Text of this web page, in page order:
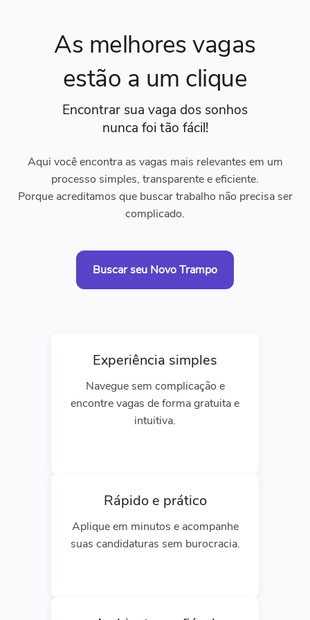
As melhores vagas
estão a um clique
Encontrar sua vaga dos sonhos
nunca foi tão fácil!
Aqui você encontra as vagas mais relevantes em um
processo simples, transparente e eficiente.
Porque acreditamos que buscar trabalho não precisa ser
complicado.
Buscar seu Novo Trampo
Experiência simples
Navegue sem complicação e
encontre vagas de forma gratuita e
intuitiva.
Rápido e prático
Aplique em minutos e acompanhe
suas candidaturas sem burocracia.